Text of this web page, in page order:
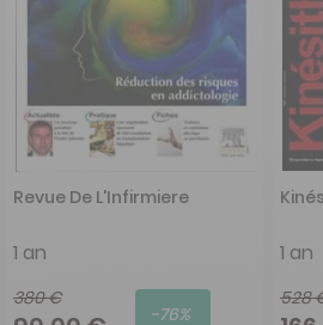
Revue De L'Infirmiere
1 an
380 €
-76%
1 an
528